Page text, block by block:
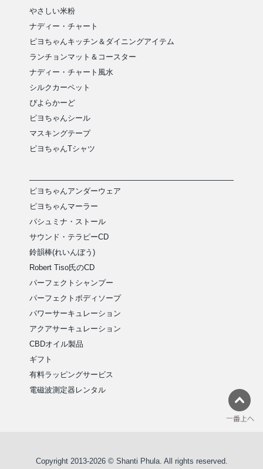
やさしい米粉
ナディー・チャート
ピヨちゃんキッチン＆ダイニングアイテム
ランチョンマット＆コースター
ナディー・チャート風水
シルクカーペット
ぴよらかーど
ピヨちゃんシール
マスキングテープ
ピヨちゃんTシャツ
ピヨちゃんアンダーウェア
ピヨちゃんマーラー
パシュミナ・ストール
サウンド・テラピーCD
鈴韻棒(れいんぼう)
Robert Tiso氏のCD
パーフェクトシャンプー
パーフェクトボディソープ
パワーサーキュレーション
アクアサーキュレーション
CBDオイル製品
ギフト
有料ラッピングサービス
電磁波測定器レンタル
Copyright 2013-2026 © Shanti Phula. All rights reserved.